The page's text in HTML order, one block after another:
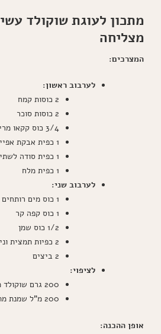
מתכון לעוגת שוקולד
מצליחה
המצרכים:
לערבוב ראשון:
2 כוסות קמח
2 כוסות סוכר
3/4 כוס קקאו מריר
1 כפית אבקת אפייה
1 כפית סודה לשתייה
1 כפית מלח
לערבוב שני:
1 כוס מים רותחים
1 כוס קפה קר
1/2 כוס שמן
2 כפיות תמצית וניל
2 ביצים
לציפוי:
200 גרם שוקולד מריר
200 מ"ל שמנת מתוקה
אופן ההכנה: